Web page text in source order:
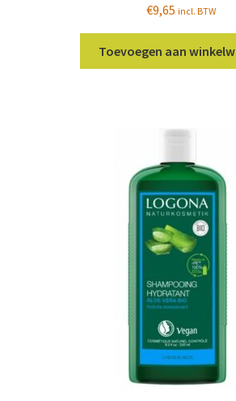
€9,65 incl. BTW
Toevoegen aan